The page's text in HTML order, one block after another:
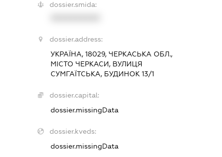
dossier.smida:
dossier.address:
УКРАЇНА, 18029, ЧЕРКАСЬКА ОБЛ.,
МІСТО ЧЕРКАСИ, ВУЛИЦЯ
СУМГАЇТСЬКА, БУДИНОК 13/1
dossier.capital:
dossier.missingData
dossier.kveds:
dossier.missingData